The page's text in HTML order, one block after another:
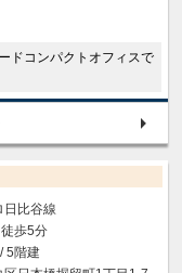
ドコンパクトオフィスで
日比谷線
歩5分
5階建